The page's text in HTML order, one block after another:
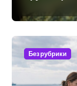
удержаться
Без рубрики